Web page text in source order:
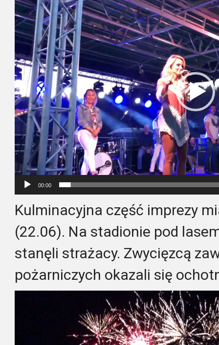
video
00:00
Kulminacyjna część imprezy
(22.06). Na stadionie pod
stanęli strażacy. Zwycięzcą
pożarniczych okazali się